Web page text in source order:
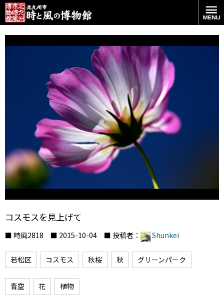
コスモスを見上げて
■ 時風2818 ■ 2015-10-04 ■ 投稿者： Shunkei
若松区 コスモス 秋桜 秋 グリーンパーク
青空 花 植物